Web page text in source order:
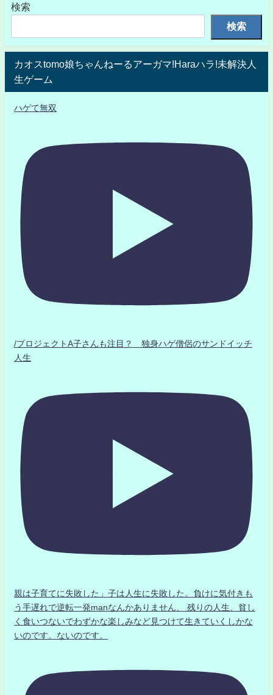
検索
検索
カオスtomo娘ちゃんねーるアーガマ!Haraハラ!未解決人
生ゲーム
ハゲて無双
/プロジェクトA子さんも注目？ 独身ハゲ僧侶のサンドイッチ
人生
親は子育てに失敗した」子は人生に失敗した。負けに気付きも
う手遅れで逆転一発manなんかありません、 残りの人生、貧し
く食いつないでわずかな楽しみなど見つけて生きていくしかな
いのです。ないのです。